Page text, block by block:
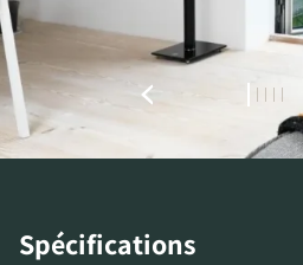
Spécifications
Remplissez ce formulaire
directement à tous les
téléchargement verrouillés